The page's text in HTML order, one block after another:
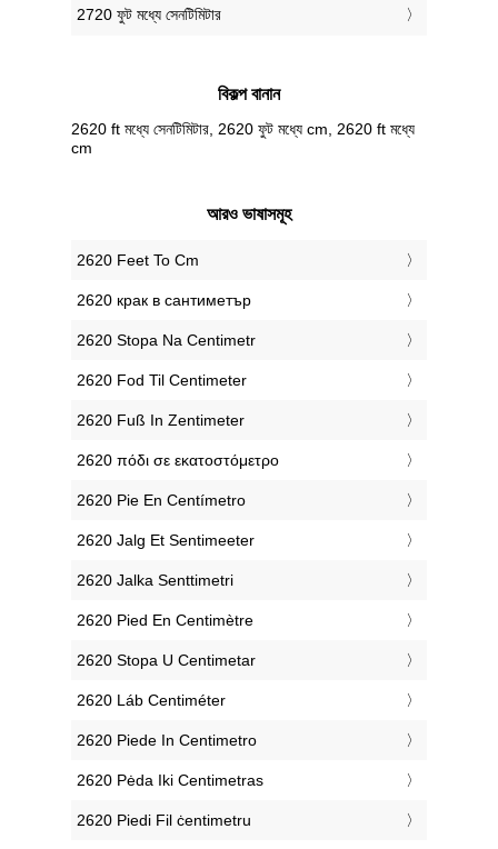
2720 ফুট মধ্যে সেনটিমিটার
বিকল্প বানান
2620 ft মধ্যে সেনটিমিটার, 2620 ফুট মধ্যে cm, 2620 ft মধ্যে
cm
আরও ভাষাসমূহ
‎2620 Feet To Cm
‎2620 крак в сантиметър
‎2620 Stopa Na Centimetr
‎2620 Fod Til Centimeter
‎2620 Fuß In Zentimeter
‎2620 πόδι σε εκατοστόμετρο
‎2620 Pie En Centímetro
‎2620 Jalg Et Sentimeeter
‎2620 Jalka Senttimetri
‎2620 Pied En Centimètre
‎2620 Stopa U Centimetar
‎2620 Láb Centiméter
‎2620 Piede In Centimetro
‎2620 Pėda Iki Centimetras
‎2620 Piedi Fil ċentimetru